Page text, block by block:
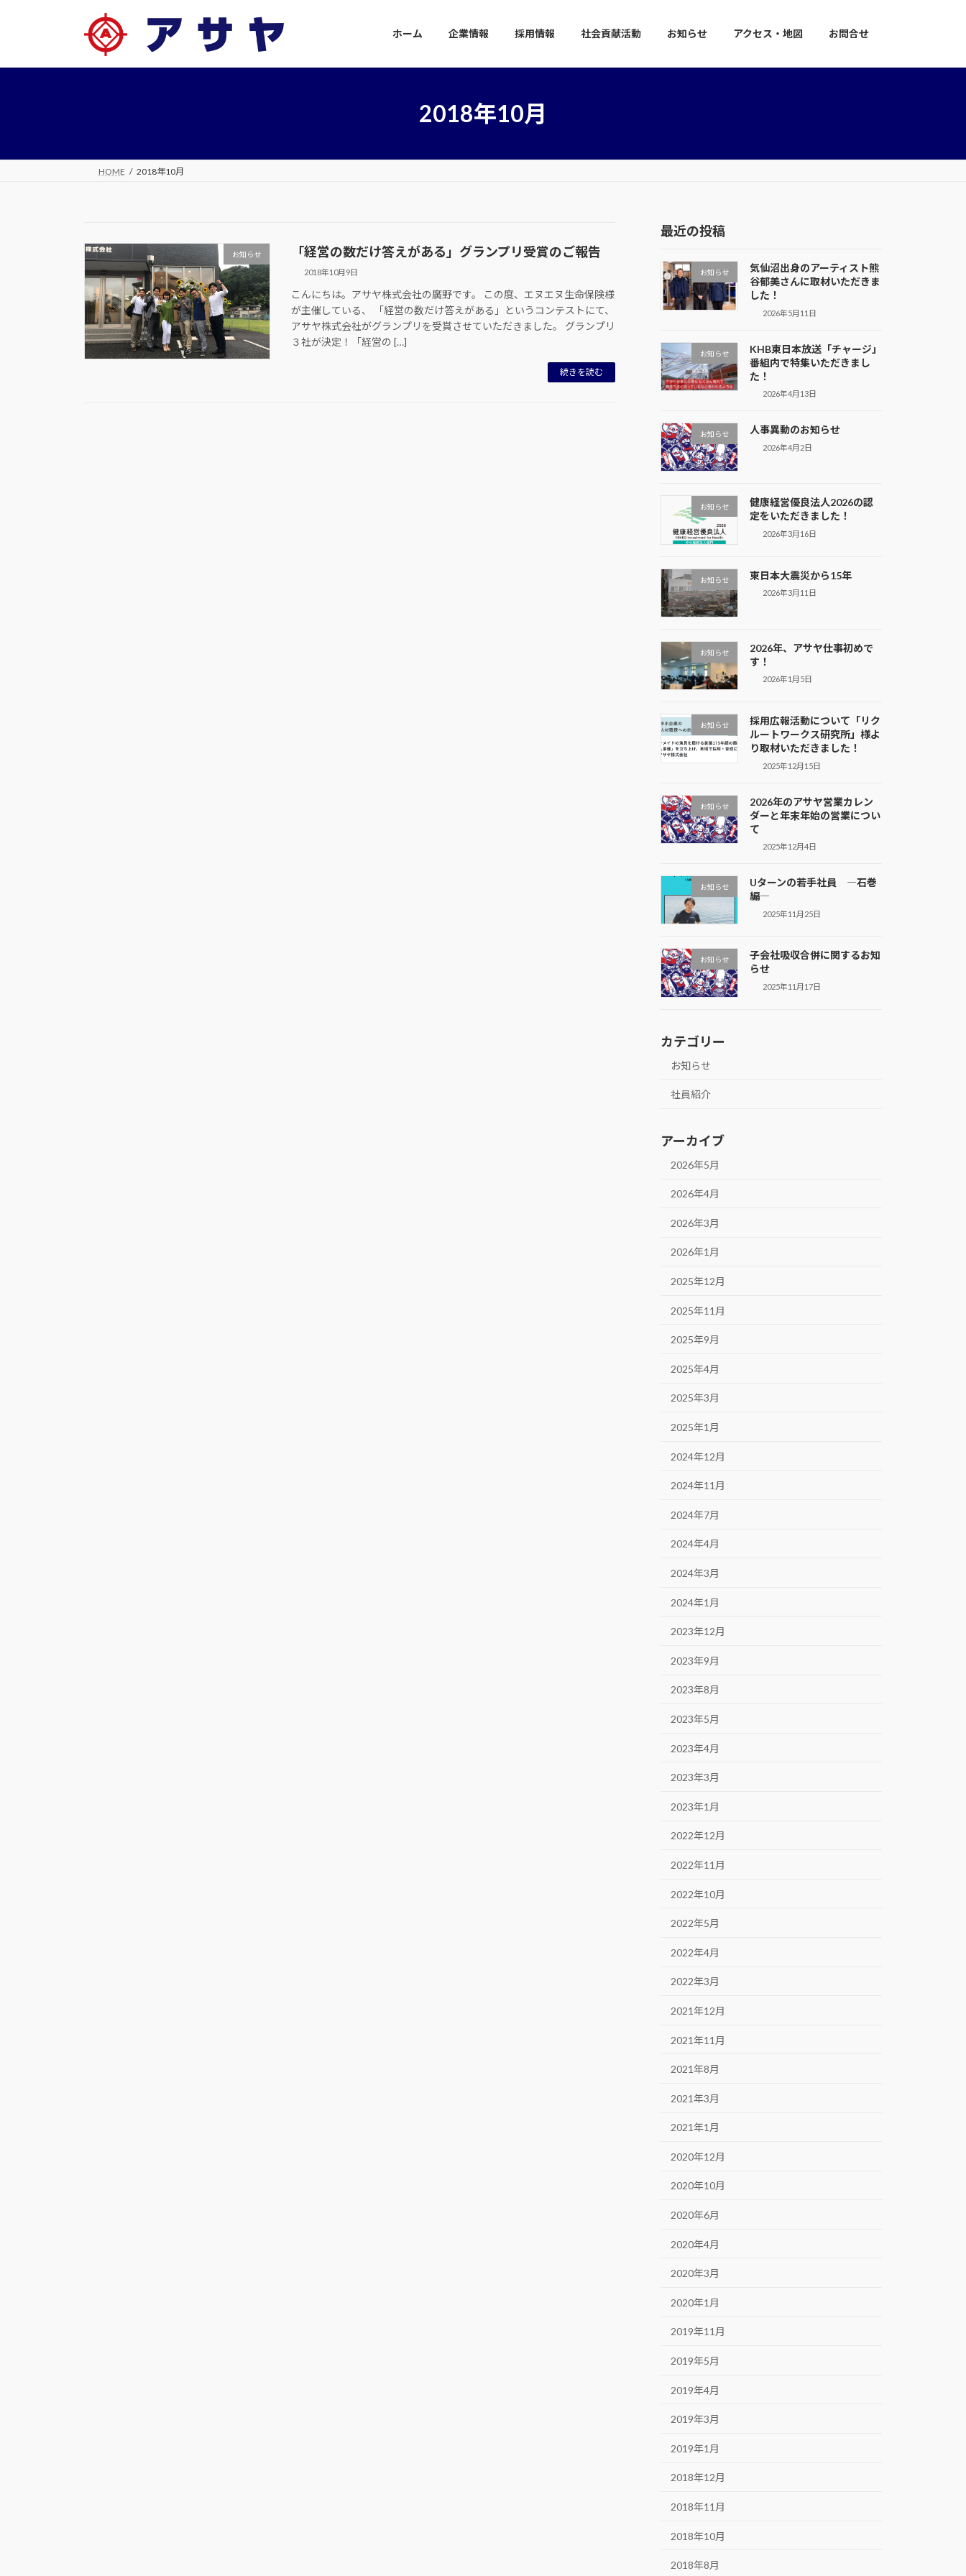
プ
動
ホーム 企業情報 採用情報 社会貢献活動 お知らせ アクセス・地図 お問合せ
2018年10月
HOME 2018年10月
お知らせ 「経営の数だけ答えがある」グランプリ受賞のご報告
2018年10月9日
こんにちは。アサヤ株式会社の廣野です。 この度、エヌエヌ生命保険様
が主催している、 「経営の数だけ答えがある」というコンテストにて、
アサヤ株式会社がグランプリを受賞させていただきました。 グランプリ
３社が決定！「経営の […]
続きを読む
最近の投稿
お知らせ
気仙沼出身のアーティスト熊
谷郁美さんに取材いただきま
した！
2026年5月11日
お知らせ
KHB東日本放送「チャージ」
番組内で特集いただきまし
た！
2026年4月13日
お知らせ 人事異動のお知らせ
2026年4月2日
お知らせ
健康経営優良法人2026の認
定をいただきました！
2026年3月16日
お知らせ 東日本大震災から15年
2026年3月11日
お知らせ
2026年、アサヤ仕事初めで
す！
2026年1月5日
お知らせ
採用広報活動について「リク
ルートワークス研究所」様よ
り取材いただきました！
2025年12月15日
お知らせ
2026年のアサヤ営業カレン
ダーと年末年始の営業につい
て
2025年12月4日
お知らせ
Uターンの若手社員 ―石巻
編―
2025年11月25日
お知らせ
子会社吸収合併に関するお知
らせ
2025年11月17日
カテゴリー
お知らせ
社員紹介
アーカイブ
2026年5月
2026年4月
2026年3月
2026年1月
2025年12月
2025年11月
2025年9月
2025年4月
2025年3月
2025年1月
2024年12月
2024年11月
2024年7月
2024年4月
2024年3月
2024年1月
2023年12月
2023年9月
2023年8月
2023年5月
2023年4月
2023年3月
2023年1月
2022年12月
2022年11月
2022年10月
2022年5月
2022年4月
2022年3月
2021年12月
2021年11月
2021年8月
2021年3月
2021年1月
2020年12月
2020年10月
2020年6月
2020年4月
2020年3月
2020年1月
2019年11月
2019年5月
2019年4月
2019年3月
2019年1月
2018年12月
2018年11月
2018年10月
2018年8月